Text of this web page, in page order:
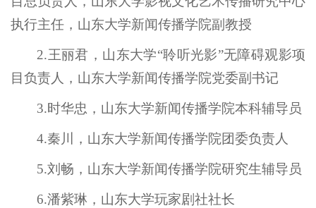
执行主任，山东大学新闻传播学院副教授
2.王丽君，山东大学“聆听光影”无障碍观影项
目负责人，山东大学新闻传播学院党委副书记
3.时华忠，山东大学新闻传播学院本科辅导员
4.秦川，山东大学新闻传播学院团委负责人
5.刘畅，山东大学新闻传播学院研究生辅导员
6.潘紫琳，山东大学玩家剧社社长